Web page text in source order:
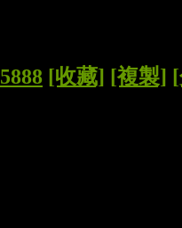
[收藏] [複製]